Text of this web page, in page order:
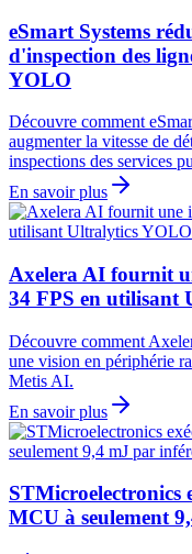
eSmart Systems
d'inspection des
YOLO
Découvre comment
augmenter la vitesse de
inspections des services
En savoir plus
Axelera AI fournit
34 FPS en utilisant
Découvre comment
une vision en périphérie
Metis AI.
En savoir plus
STMicroelectronics
MCU à seulement